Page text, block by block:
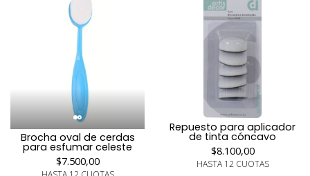
Brocha oval de cerdas
para esfumar celeste
$7.500,00
Repuesto para aplicador
de tinta cóncavo
$8.100,00
HASTA 12 CUOTAS